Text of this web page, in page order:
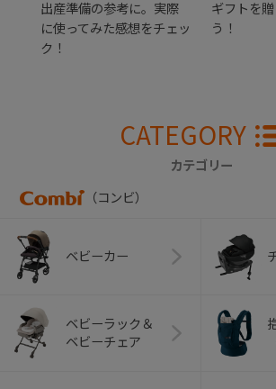
出産準備の参考に。実際
に使ってみた感想をチェッ
ク！
ギフトを
う！
CATEGORY
カテゴリー
（コンビ）
ベビーカー
ベビーラック＆
ベビーチェア